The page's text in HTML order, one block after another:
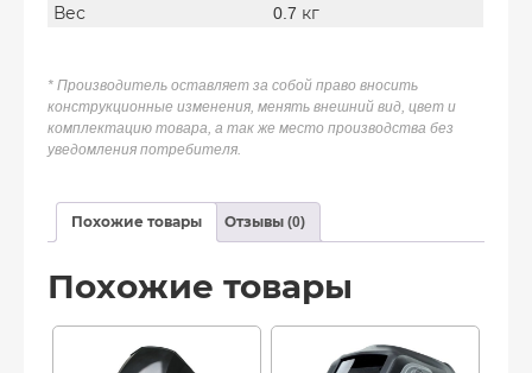
Вес
0.7 кг
* Производитель оставляет за собой право вносить
конструкционные изменения, менять внешний вид, цвет и
комплектацию товара, а так же место производства без
уведомления потребителя.
Похожие товары Отзывы (0)
Похожие товары